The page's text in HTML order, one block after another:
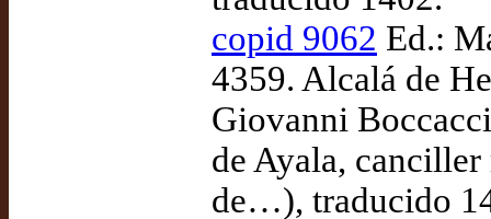
copid 9062 Ed.:
4359. Alcalá de
Giovanni
de Ayala,
de…), traducido